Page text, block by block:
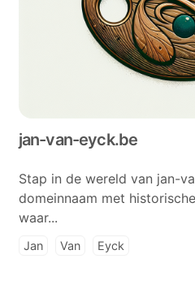
jan-van-eyck.be
Stap in de wereld van jan-
domeinnaam met
waar...
Jan Van Eyck